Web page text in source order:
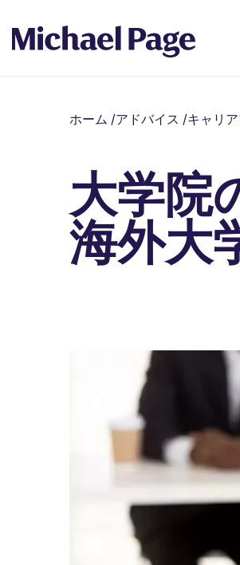
ホーム /アドバイス /キャリ
大学院
海外大